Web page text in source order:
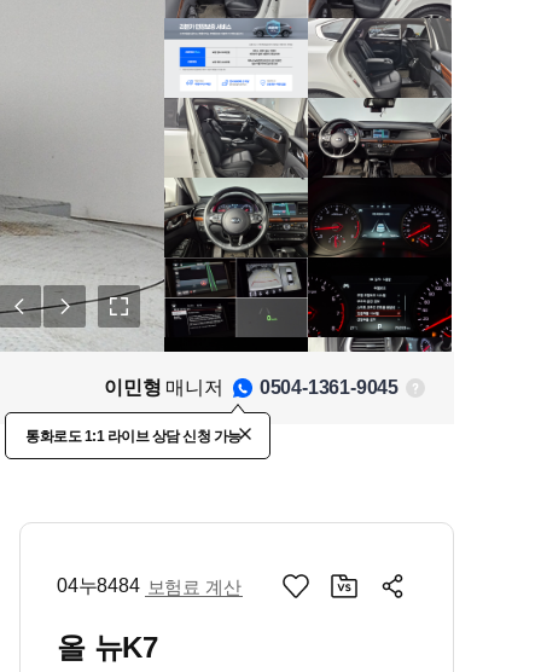
이민형 매니저 0504-1361-9045
통화로도 1:1 라이브 상담 신청 가능
04누8484 보험료 계산
올 뉴K7